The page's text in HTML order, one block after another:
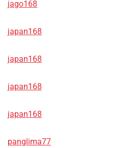
jago168
japan168
japan168
japan168
japan168
panglima77